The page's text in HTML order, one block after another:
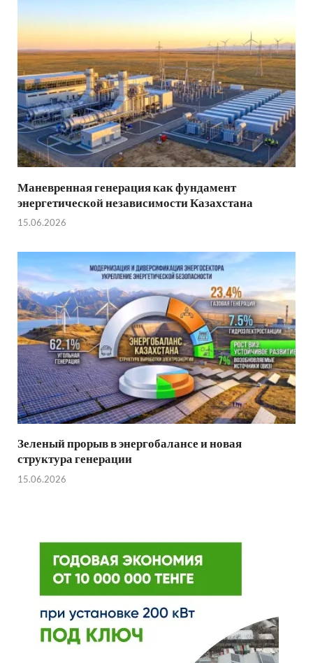
Маневренная генерация как фундамент
энергетической независимости Казахстана
15.06.2026
Зеленый прорыв в энергобалансе и новая
структура генерации
15.06.2026